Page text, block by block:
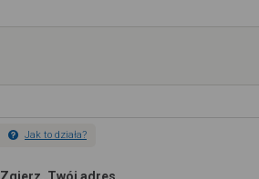
Jak to działa?
Zgierz, Twój adres